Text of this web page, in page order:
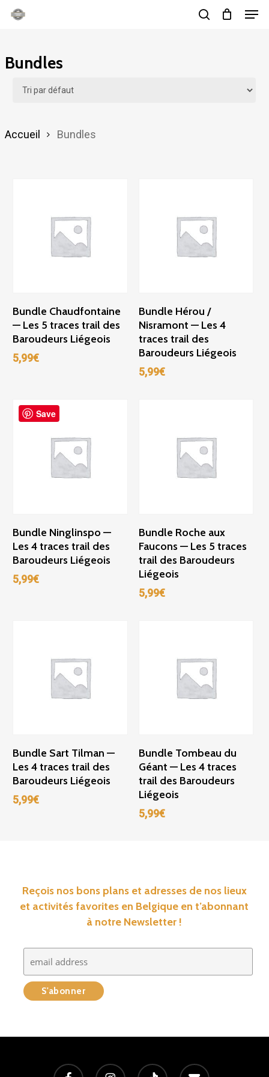
Skip
content
Bundles
Accueil Bundles
Ajouter Au Panier
Bundle Chaudfontaine
— Les 5 traces trail des
Baroudeurs Liégeois
5,99€
Ajouter Au Panier
Bundle Hérou /
Nisramont — Les 4
traces trail des
Baroudeurs Liégeois
5,99€
Ajouter Au Panier
Bundle Ninglinspo —
Les 4 traces trail des
Baroudeurs Liégeois
5,99€
Ajouter Au Panier
Bundle Roche aux
Faucons — Les 5 traces
trail des Baroudeurs
Liégeois
5,99€
Ajouter Au Panier
Bundle Sart Tilman —
Les 4 traces trail des
Baroudeurs Liégeois
5,99€
Ajouter Au Panier
Bundle Tombeau du
Géant — Les 4 traces
trail des Baroudeurs
Liégeois
5,99€
Reçois nos bons plans et adresses de nos lieux
et activités favorites en Belgique en t’abonnant
à notre Newsletter !
facebook instagram tiktok email
Save